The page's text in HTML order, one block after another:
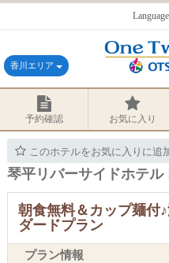
Language
香川エリア
予約確認 お気に入り
このホテルをお気に入りに追
琴平リバーサイドホテル
朝食無料＆カップ麺付
ダードプラン
プラン情報